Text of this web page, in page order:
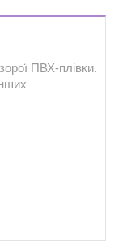
ПВХ-плівки.